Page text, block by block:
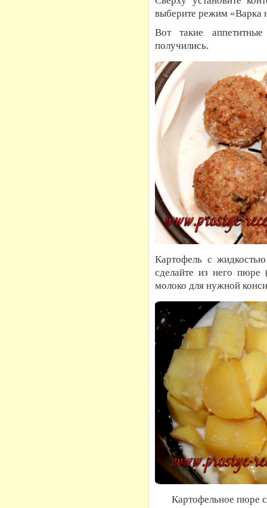
выберите режим «Варка
Вот такие
получились.
Картофель с
сделайте из него пюре
молоко для нужной
Картофельное пюре с